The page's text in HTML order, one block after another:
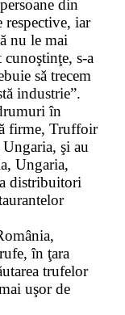
din
iar
nu le mai
cunoştinţe, s-a
să trecem
industrie”.
în
firme, Truffoir
şi au
Ungaria,
distribuitori
în ţara
trufelor
uşor de